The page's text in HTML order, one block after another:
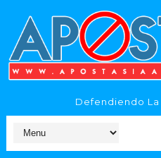
Defendiendo La